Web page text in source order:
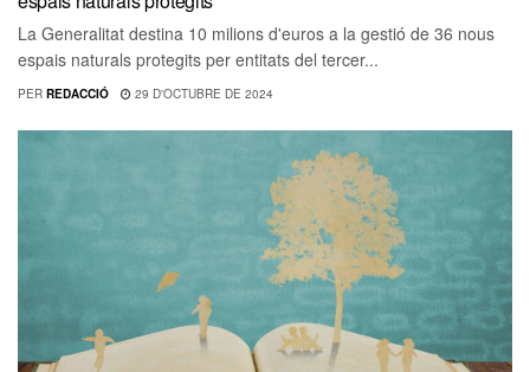
La Generalitat destina 10 milions d'euros a la gestió de 36 nous
espais naturals protegits per entitats del tercer...
PER REDACCIÓ 29 D'OCTUBRE DE 2024